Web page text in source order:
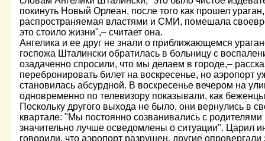
покинуть Новый Орлеан, после того как прошел
распространяемая властями и СМИ, помешала
это стоило жизни",– считает она.
Ангелика и ее друг не знали о приближающемся
госпожа Шталински обратилась в больницу с
озадаченно спросили, что мы делаем в городе,–
перебронировать билет на воскресенье, но аэропорт
становилась абсурдной. В воскресенье вечером на
одновременно по телевизору показывали, как
Поскольку другого выхода не было, они вернулись в
квартале: "Мы постоянно созванивались с
значительно лучше осведомлены о ситуации". Царил
говорили, что аэропорт разрушен, другие опровергали